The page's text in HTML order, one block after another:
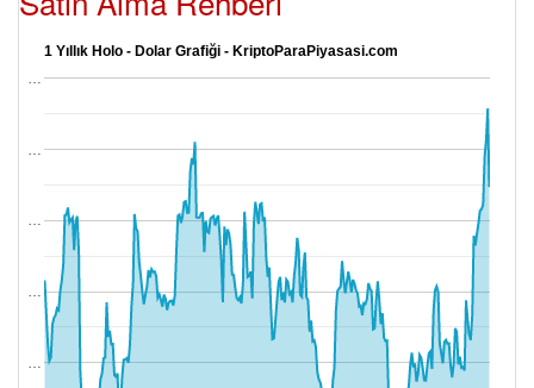
1 Yıllık Holo - Dolar Grafiği - KriptoParaPiyasasi.com
…
…
…